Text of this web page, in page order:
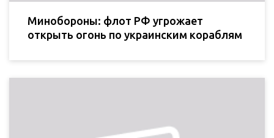
Минобороны: флот РФ угрожает
открыть огонь по украинским кораблям